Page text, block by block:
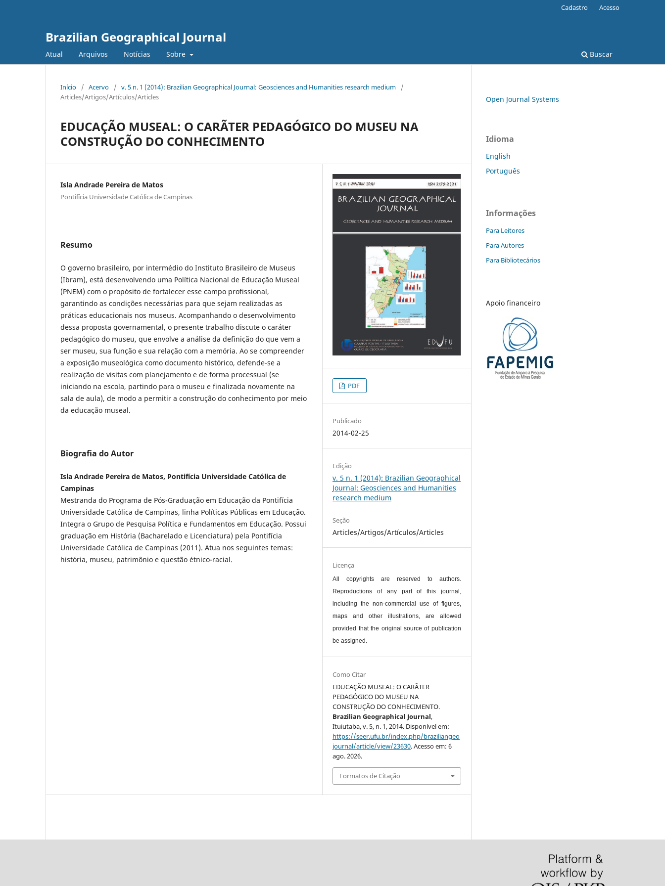
Brazilian Geographical Journal
Atual Arquivos Notícias Sobre Buscar
Cadastro Acesso
Início / Acervo / v. 5 n. 1 (2014): Brazilian Geographical Journal: Geosciences and Humanities research medium
/
Articles/Artigos/Artículos/Articles
EDUCAÇÃO MUSEAL: O CARÃTER PEDAGÓGICO DO MUSEU NA
CONSTRUÇÃO DO CONHECIMENTO
Isla Andrade Pereira de Matos
Pontifícia Universidade Católica de Campinas
Resumo
O governo brasileiro, por intermédio do Instituto Brasileiro de Museus
(Ibram), está desenvolvendo uma Política Nacional de Educação Museal
(PNEM) com o propósito de fortalecer esse campo profissional,
garantindo as condições necessárias para que sejam realizadas as
práticas educacionais nos museus. Acompanhando o desenvolvimento
dessa proposta governamental, o presente trabalho discute o caráter
pedagógico do museu, que envolve a análise da definição do que vem a
ser museu, sua função e sua relação com a memória. Ao se compreender
a exposição museológica como documento histórico, defende-se a
realização de visitas com planejamento e de forma processual (se
iniciando na escola, partindo para o museu e finalizada novamente na
sala de aula), de modo a permitir a construção do conhecimento por meio
da educação museal.
Biografia do Autor
Isla Andrade Pereira de Matos, Pontifícia Universidade Católica de
Campinas
Mestranda do Programa de Pós-Graduação em Educação da Pontifícia
Universidade Católica de Campinas, linha Políticas Públicas em Educação.
Integra o Grupo de Pesquisa Política e Fundamentos em Educação. Possui
graduação em História (Bacharelado e Licenciatura) pela Pontifícia
Universidade Católica de Campinas (2011). Atua nos seguintes temas:
história, museu, patrimônio e questão étnico-racial.
PDF
Publicado
2014-02-25
Edição
v. 5 n. 1 (2014): Brazilian Geographical
Journal: Geosciences and Humanities
research medium
Seção
Articles/Artigos/Artículos/Articles
Licença
All copyrights are reserved to authors.
Reproductions of any part of this journal,
including the non-commercial use of figures,
maps and other illustrations, are allowed
provided that the original source of publication
be assigned.
Como Citar
EDUCAÇÃO MUSEAL: O CARÃTER
PEDAGÓGICO DO MUSEU NA
CONSTRUÇÃO DO CONHECIMENTO.
Brazilian Geographical Journal,
Ituiutaba, v. 5, n. 1, 2014. Disponível em:
https://seer.ufu.br/index.php/braziliangeo
journal/article/view/23630. Acesso em: 6
ago. 2026.
Formatos de Citação
Open Journal Systems
Idioma
English
Português
Informações
Para Leitores
Para Autores
Para Bibliotecários
Apoio financeiro